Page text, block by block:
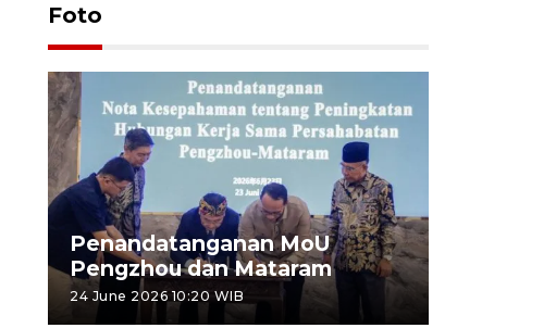
Foto
Penandatanganan MoU
Pengzhou dan Mataram
24 June 2026 10:20 WIB